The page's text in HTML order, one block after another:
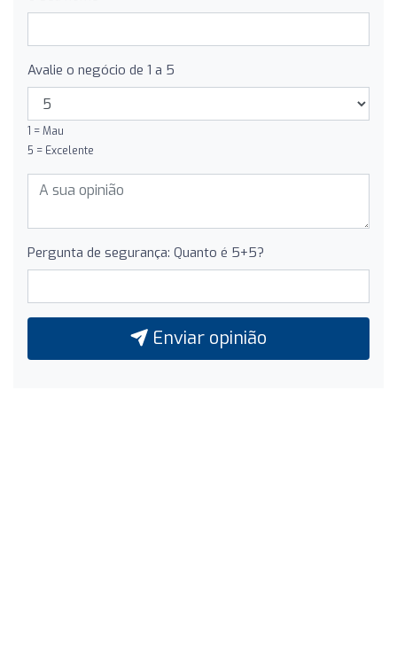
Avalie o negócio de 1 a 5
1 = Mau
5 = Excelente
Pergunta de segurança: Quanto é 5+5?
Enviar opinião